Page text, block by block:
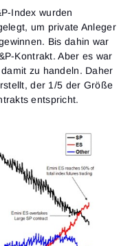
Index wurden
um private Anleger
Bis dahin war
Kontrakt. Aber es war
zu handeln. Daher
der 1/5 der Größe
entspricht.